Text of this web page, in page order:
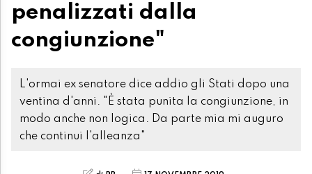
penalizzati dalla
congiunzione"
L'ormai ex senatore dice addio gli Stati dopo una
ventina d'anni. "È stata punita la congiunzione, in
modo anche non logica. Da parte mia mi auguro
che continui l'alleanza"